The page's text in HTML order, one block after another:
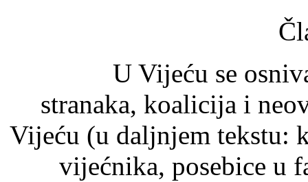
U Vijeću se
stranaka, koalicija i
Vijeću (u daljnjem tekstu:
vijećnika, posebice u